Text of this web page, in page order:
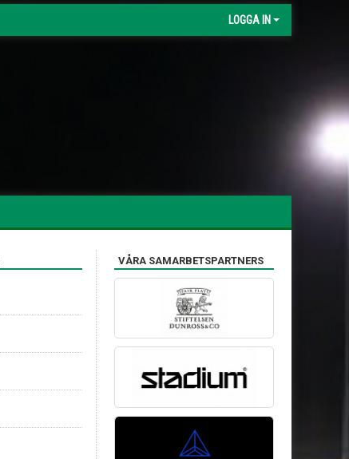
LOGGA IN
VÅRA SAMARBETSPARTNERS